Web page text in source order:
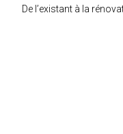
De l’existant à la